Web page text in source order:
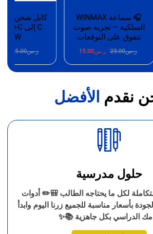
🎧 سماعة WINMAX
السلكية – تجربة صوت
تتفوق على التوقعات
ر.س25.00 ر.س15.00
100W
ر.س25.00
نقدم الأفضل
حلول مدرسية
لكل ما يحتاجه الطالب 🎒✏️ أدوات
بأسعار مناسبة للجميع زرنا اليوم وابدأ
الدراسي بكل جاهزية 📚✨